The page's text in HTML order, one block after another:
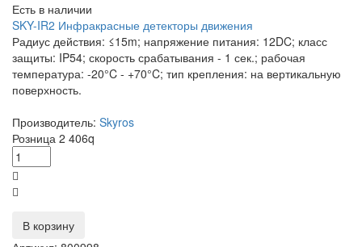
Есть в наличии
SKY-IR2 Инфракрасные детекторы движения
Радиус действия: ≤15m; напряжение питания: 12DC; класс
защиты: IP54; скорость срабатывания - 1 сек.; рабочая
температура: -20°C - +70°C; тип крепления: на вертикальную
поверхность.
Производитель: Skyros
Розница 2 406q
В корзину